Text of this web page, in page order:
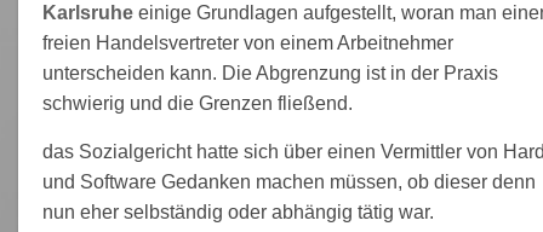
Karlsruhe einige Grundlagen aufgestellt, woran man
freien Handelsvertreter von einem Arbeitnehmer
unterscheiden kann. Die Abgrenzung ist in der Praxis
schwierig und die Grenzen fließend.
das Sozialgericht hatte sich über einen Vermittler von
und Software Gedanken machen müssen, ob dieser denn
nun eher selbständig oder abhängig tätig war.